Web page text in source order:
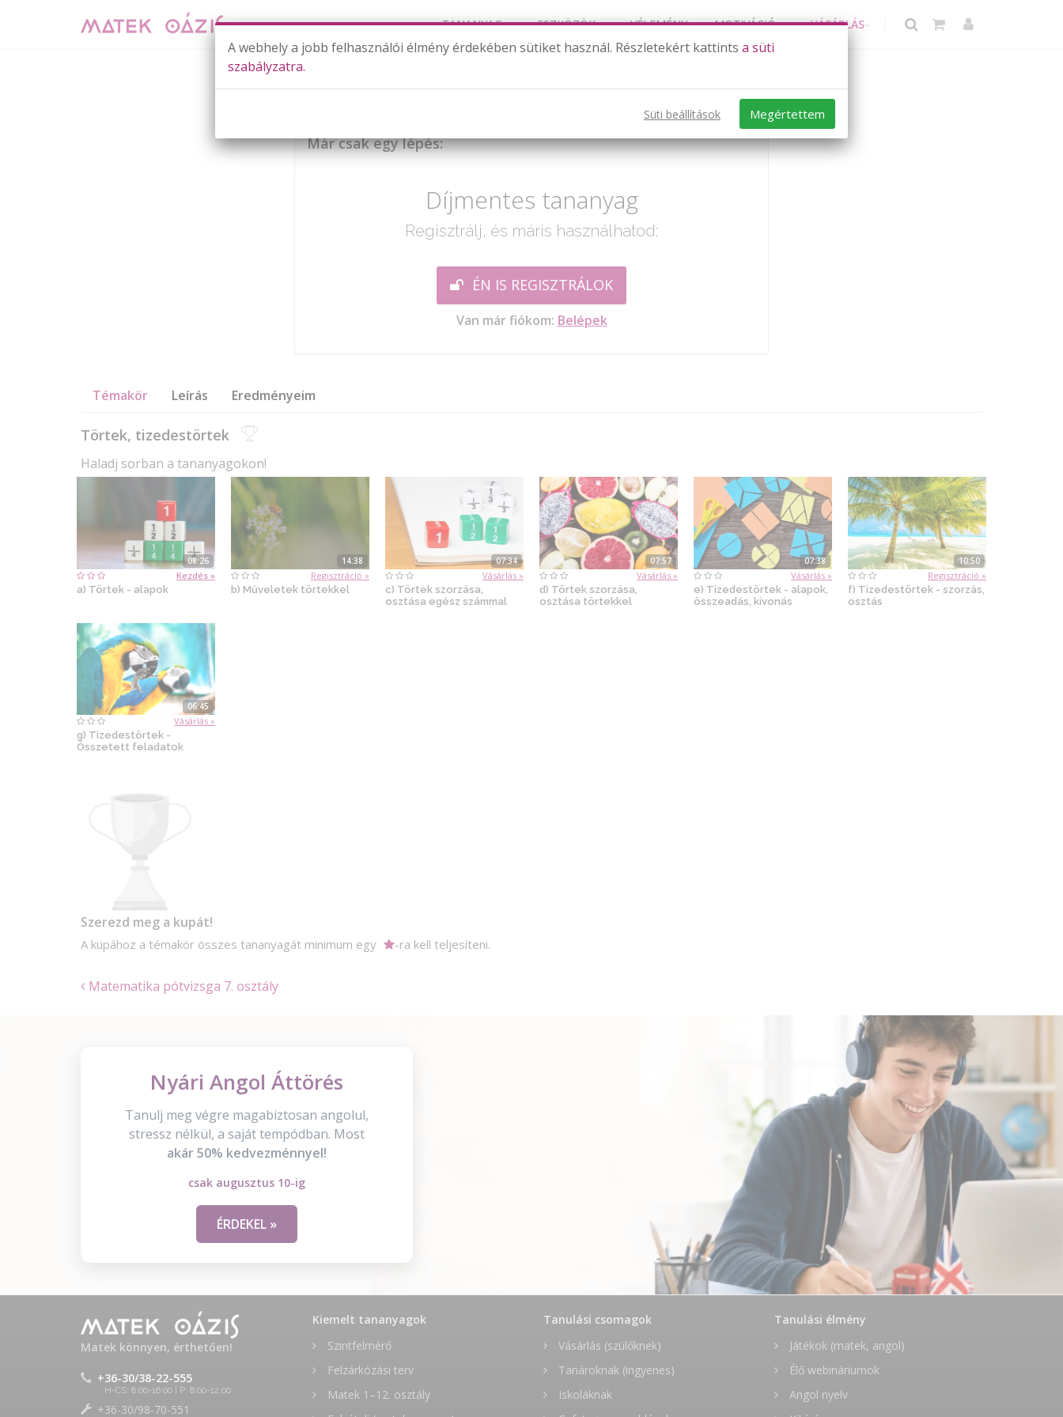
TANANYAG ESZKÖZÖK VÉLEMÉNY MOTIVÁCIÓ VÁSÁRLÁS
Már csak egy lépés:
Díjmentes tananyag
Regisztrálj, és máris használhatod:
ÉN IS REGISZTRÁLOK
Van már fiókom: Belépek
Témakör Leírás Eredményeim
Törtek, tizedestörtek
Haladj sorban a tananyagokon!
08:26
Kezdés »
a) Törtek - alapok
14:38
Regisztráció »
b) Műveletek törtekkel
07:34
Vásárlás »
c) Törtek szorzása,
osztása egész számmal
07:57
Vásárlás »
d) Törtek szorzása,
osztása törtekkel
07:38
Vásárlás »
e) Tizedestörtek - alapok,
összeadás, kivonás
10:50
Regisztráció »
f) Tizedestörtek - szorzás,
osztás
06:45
Vásárlás »
g) Tizedestörtek -
Összetett feladatok
Szerezd meg a kupát!
A kupához a témakör összes tananyagát minimum egy -ra kell teljesíteni.
Matematika pótvizsga 7. osztály
Nyári Angol Áttörés
Tanulj meg végre magabiztosan angolul,
stressz nélkül, a saját tempódban. Most
akár 50% kedvezménnyel!
csak augusztus 10-ig
ÉRDEKEL »
Matek könnyen, érthetően!
+36-30/38-22-555
H-CS: 8:00-16:00 | P: 8:00-12:00
+36-30/98-70-551
Kiemelt tananyagok
Szintfelmérő
Felzárkózási terv
Matek 1–12. osztály
Tanulási csomagok
Vásárlás (szülőknek)
Tanároknak (ingyenes)
Iskoláknak
Tanulási élmény
Játékok (matek, angol)
Élő webináriumok
Angol nyelv
A webhely a jobb felhasználói élmény érdekében sütiket használ. Részletekért kattints a süti
szabályzatra.
Süti beállítások Megértettem